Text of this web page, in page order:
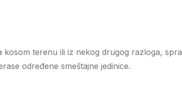
terenu ili iz nekog drugog razloga,
određene smeštajne jedinice.